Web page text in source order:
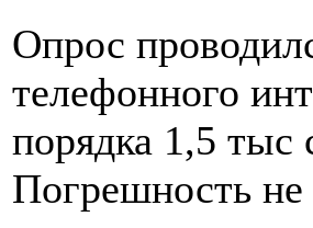
Опрос
телефонного
порядка 1,5 тыс
Погрешность